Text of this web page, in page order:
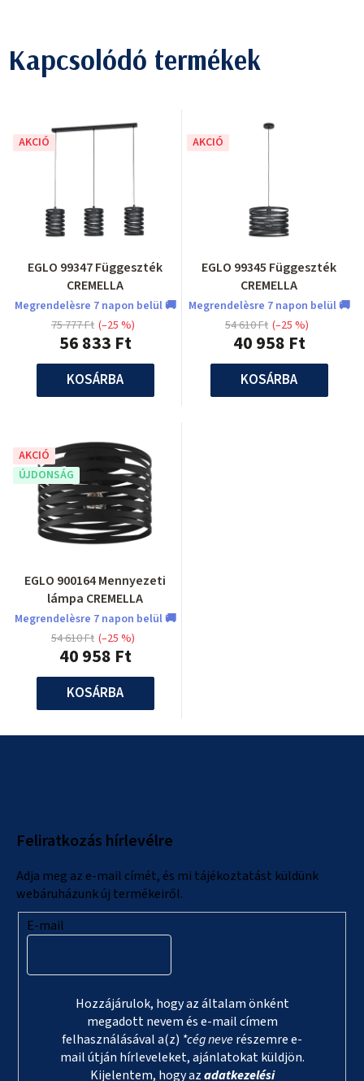
Kapcsolódó termékek
AKCIÓ
EGLO 99347 Függeszték
CREMELLA
Megrendelèsre 7 napon belül 🚚
56 833 Ft
75 777 Ft (–25 %)
KOSÁRBA
AKCIÓ
EGLO 99345 Függeszték
CREMELLA
Megrendelèsre 7 napon belül 🚚
40 958 Ft
54 610 Ft (–25 %)
KOSÁRBA
AKCIÓ
ÚJDONSÁG
EGLO 900164 Mennyezeti
lámpa CREMELLA
Megrendelèsre 7 napon belül 🚚
40 958 Ft
54 610 Ft (–25 %)
KOSÁRBA
Feliratkozás hírlevélre
Adja meg az e-mail címét, és mi tájékoztatást küldünk
webáruházunk új termékeiről.
E-mail
Hozzájárulok, hogy az általam önként
megadott nevem és e-mail címem
felhasználásával a(z) *cég neverészemre e-
mail útján hírleveleket, ajánlatokat küldjön.
Kijelentem, hogy azadatkezelési